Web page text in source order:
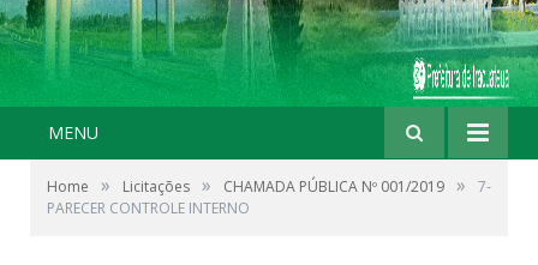
MENU
Home » Licitações » CHAMADA PÚBLICA Nº 001/2019 »
7-
PARECER CONTROLE INTERNO